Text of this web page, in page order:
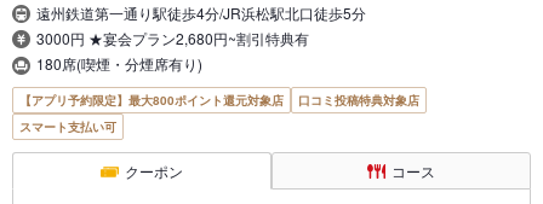
遠州鉄道第一通り駅徒歩4分/JR浜松駅北口徒歩5分
3000円 ★宴会プラン2,680円~割引特典有
180席(喫煙・分煙席有り)
【アプリ予約限定】最大800ポイント還元対象店
口コミ投稿特典対象店
スマート支払い可
クーポン コース